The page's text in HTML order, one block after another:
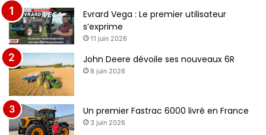
Evrard Vega : Le premier utilisateur
s’exprime
11 juin 2026
John Deere dévoile ses nouveaux 6R
8 juin 2026
Un premier Fastrac 6000 livré en France
3 juin 2026